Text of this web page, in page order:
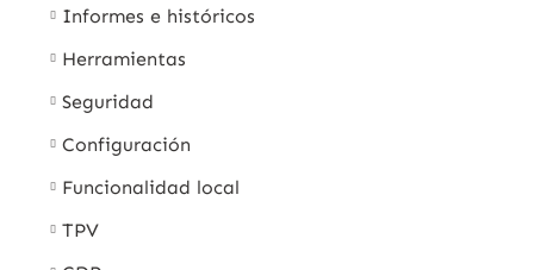
Informes e históricos
Herramientas
Seguridad
Configuración
Funcionalidad local
TPV